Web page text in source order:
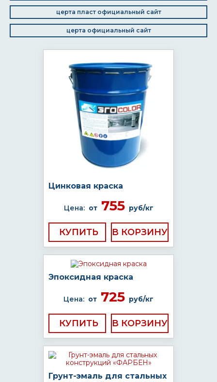
церта пласт официальный сайт
церта официальный сайт
Цинковая краска
Цена: от755 руб/кг
КУПИТЬ
Эпоксидная краска
Цена: от 725 руб/кг
КУПИТЬ
Грунт-эмаль для стальных